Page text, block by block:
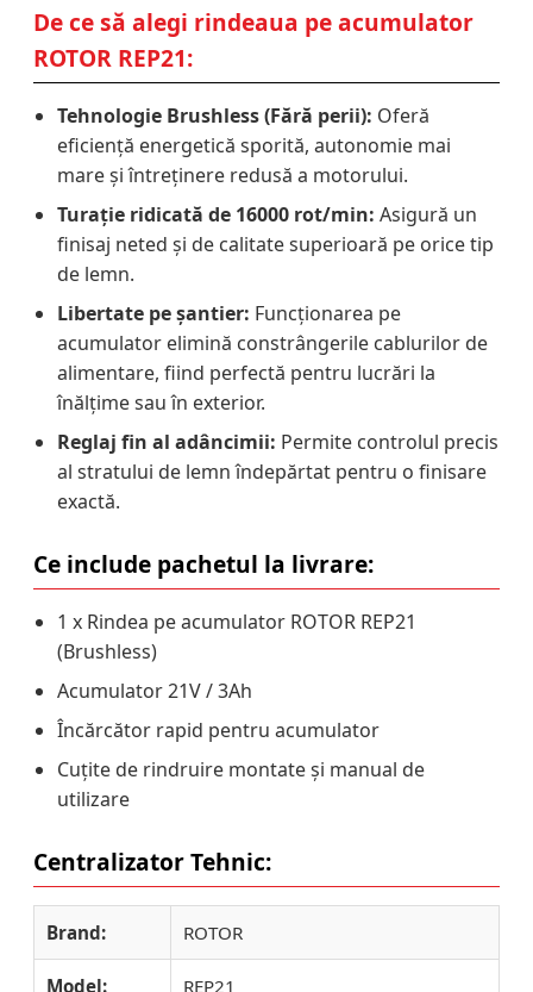
De ce să alegi rindeaua pe acumulator
ROTOR REP21:
Tehnologie Brushless (Fără perii): Oferă
eficiență energetică sporită, autonomie mai
mare și întreținere redusă a motorului.
Turație ridicată de 16000 rot/min: Asigură un
finisaj neted și de calitate superioară pe orice tip
de lemn.
Libertate pe șantier: Funcționarea pe
acumulator elimină constrângerile cablurilor de
alimentare, fiind perfectă pentru lucrări la
înălțime sau în exterior.
Reglaj fin al adâncimii: Permite controlul precis
al stratului de lemn îndepărtat pentru o finisare
exactă.
Ce include pachetul la livrare:
1 x Rindea pe acumulator ROTOR REP21
(Brushless)
Acumulator 21V / 3Ah
Încărcător rapid pentru acumulator
Cuțite de rindruire montate și manual de
utilizare
Centralizator Tehnic:
Brand: ROTOR
Model: REP21